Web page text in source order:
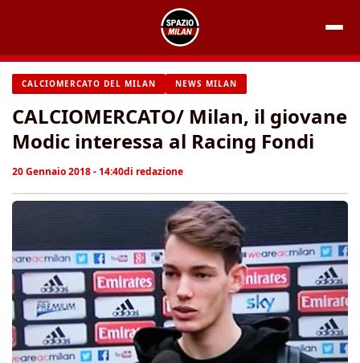
contenuto
CALCIOMERCATO DEL MILAN NEWS MILAN
CALCIOMERCATO/ Milan, il giovane
Modic interessa al Racing Fondi
20 Gennaio 2018 - 14:40di redazione